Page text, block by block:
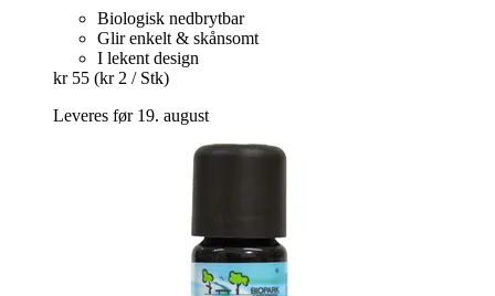
Biologisk nedbrytbar
Glir enkelt & skånsomt
I lekent design
kr 55 (kr 2 / Stk)
Leveres før 19. august